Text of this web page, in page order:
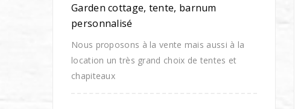
Garden cottage, tente, barnum
personnalisé
Nous proposons à la vente mais aussi à la
location un très grand choix de tentes et
chapiteaux